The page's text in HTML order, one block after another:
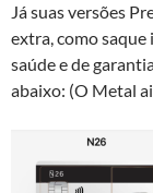
Já suas versões
extra, como
saúde e de
abaixo: (O Metal